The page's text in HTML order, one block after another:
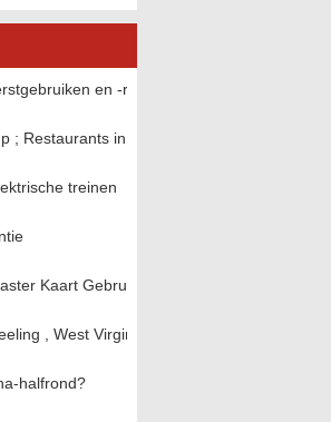
en -rituelen?
; Restaurants in Leesburg , Virginia
treinen
Kaart Gebruikt
, West Virginia
halfrond?